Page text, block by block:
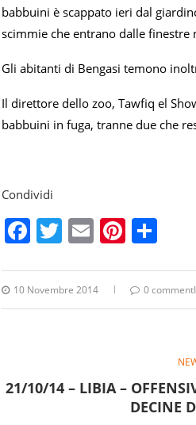
babbuini è scappato ieri dal
scimmie che entrano dalle finestre
Gli abitanti di Bengasi temono
Il direttore dello zoo, Tawfiq el
babbuini in fuga, tranne due che
Condividi
Facebook
Twitter
Email
10 Novembre 2014 0 commentI
21/10/14 – LIBIA –
DECINE